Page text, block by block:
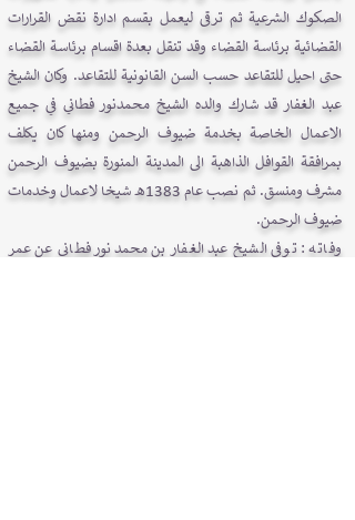
الصكوك الشرعية ثم ترقى ليعمل بقسم ادارة نقض القرارات
القضائية برئاسة القضاء وقد تنقل بعدة اقسام برئاسة القضاء
حتى احيل للتقاعد حسب السن القانونية للتقاعد. وكان الشيخ
عبد الغفار قد شارك والده الشيخ محمدنور فطاني في جميع
الاعمال الخاصة بخدمة ضيوف الرحمن ومنها كان يكلف
بمرافقة القوافل الذاهبة الى المدينة المنورة بضيوف الرحمن
مشرف ومنسق. ثم نصب عام 1383هـ شيخا لاعمال وخدمات
ضيوف الرحمن.
وفاته : توفي الشيخ عبد الغفار بن محمدنور فطاني عن عمر